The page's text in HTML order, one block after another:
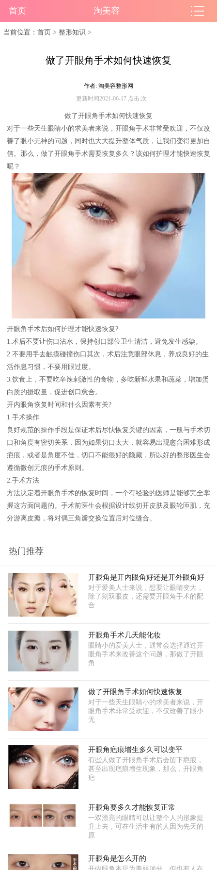
首页 淘美容
当前位置：首页 >整形知识 >
做了开眼角手术如何快速恢复
作者: 淘美容整形网
更新时间2021-06-17 点击:次
做了开眼角手术如何快速恢复
对于一些天生眼睛小的求美者来说，开眼角手术非常受欢迎，不仅改
善了眼小无神的问题，同时也大大提升整体气质，让我们变得更加自
信。那么，做了开眼角手术需要恢复多久？该如何护理才能快速恢复
呢？
开眼角手术后如何护理才能快速恢复?
1.术后不要让伤口沾水，保持创口部位卫生清洁，避免发生感染。
2.不要用手去触摸碰撞伤口其次，术后注意眼部休息，养成良好的生
活作息习惯，不要用眼过度。
3.饮食上，不要吃辛辣刺激性的食物，多吃新鲜水果和蔬菜，增加蛋
白质的摄取量，促进创口愈合。
开内眼角恢复时间和什么因素有关?
1.手术操作
良好规范的操作手段是保证术后尽快恢复关键的因素，一般与手术切
口和角度有密切关系，因为如果切口太大，就容易出现愈合困难形成
疤痕，或者是角度不佳，切口不能很好的隐藏，所以好的整形医生会
遵循微创无痕的手术原则。
2.手术方法
方法决定着开眼角手术的恢复时间，一个有经验的医师是能够完全掌
握这方面问题的。手术前医生会根据设计线切开皮肤及眼轮匝肌，充
分游离皮瓣，将对偶三角瓣交换位置后对位缝合。
热门推荐
开眼角是开内眼角好还是开外眼角好
对于爱美人士来说，想要让眼睛变大，
除了割双眼皮，还需要开眼角手术的配
合
开眼角手术几天能化妆
眼睛小的爱美人士，通常会选择通过开
眼角手术来改善这个问题，那做了开眼
角
做了开眼角手术如何快速恢复
对于一些天生眼睛小的求美者来说，开
眼角手术非常受欢迎，不仅改善了眼小
无
开眼角疤痕增生多久可以变平
有些人做了开眼角手术后会留下疤痕，
甚至出现疤痕增生现象，那么，开眼角
疤
开眼角要多久才能恢复正常
一双漂亮的眼睛可以让整个人的形象提
升上去，可在生活中有的人因为先天的
原
开眼角是怎么开的